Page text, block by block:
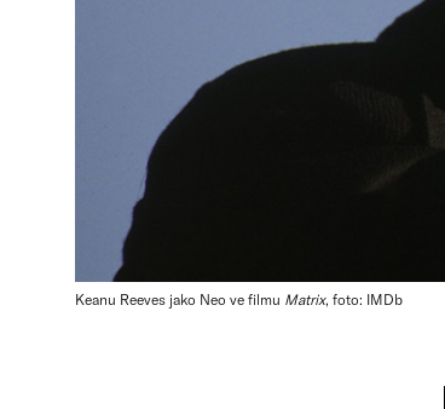
Keanu Reeves jako Neo ve filmu Matrix, foto: IMDb